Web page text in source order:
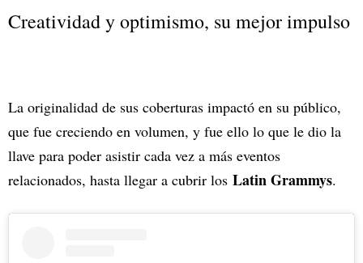
Creatividad y optimismo, su mejor impulso
La originalidad de sus coberturas impactó en su público,
que fue creciendo en volumen, y fue ello lo que le dio la
llave para poder asistir cada vez a más eventos
relacionados, hasta llegar a cubrir los Latin Grammys.